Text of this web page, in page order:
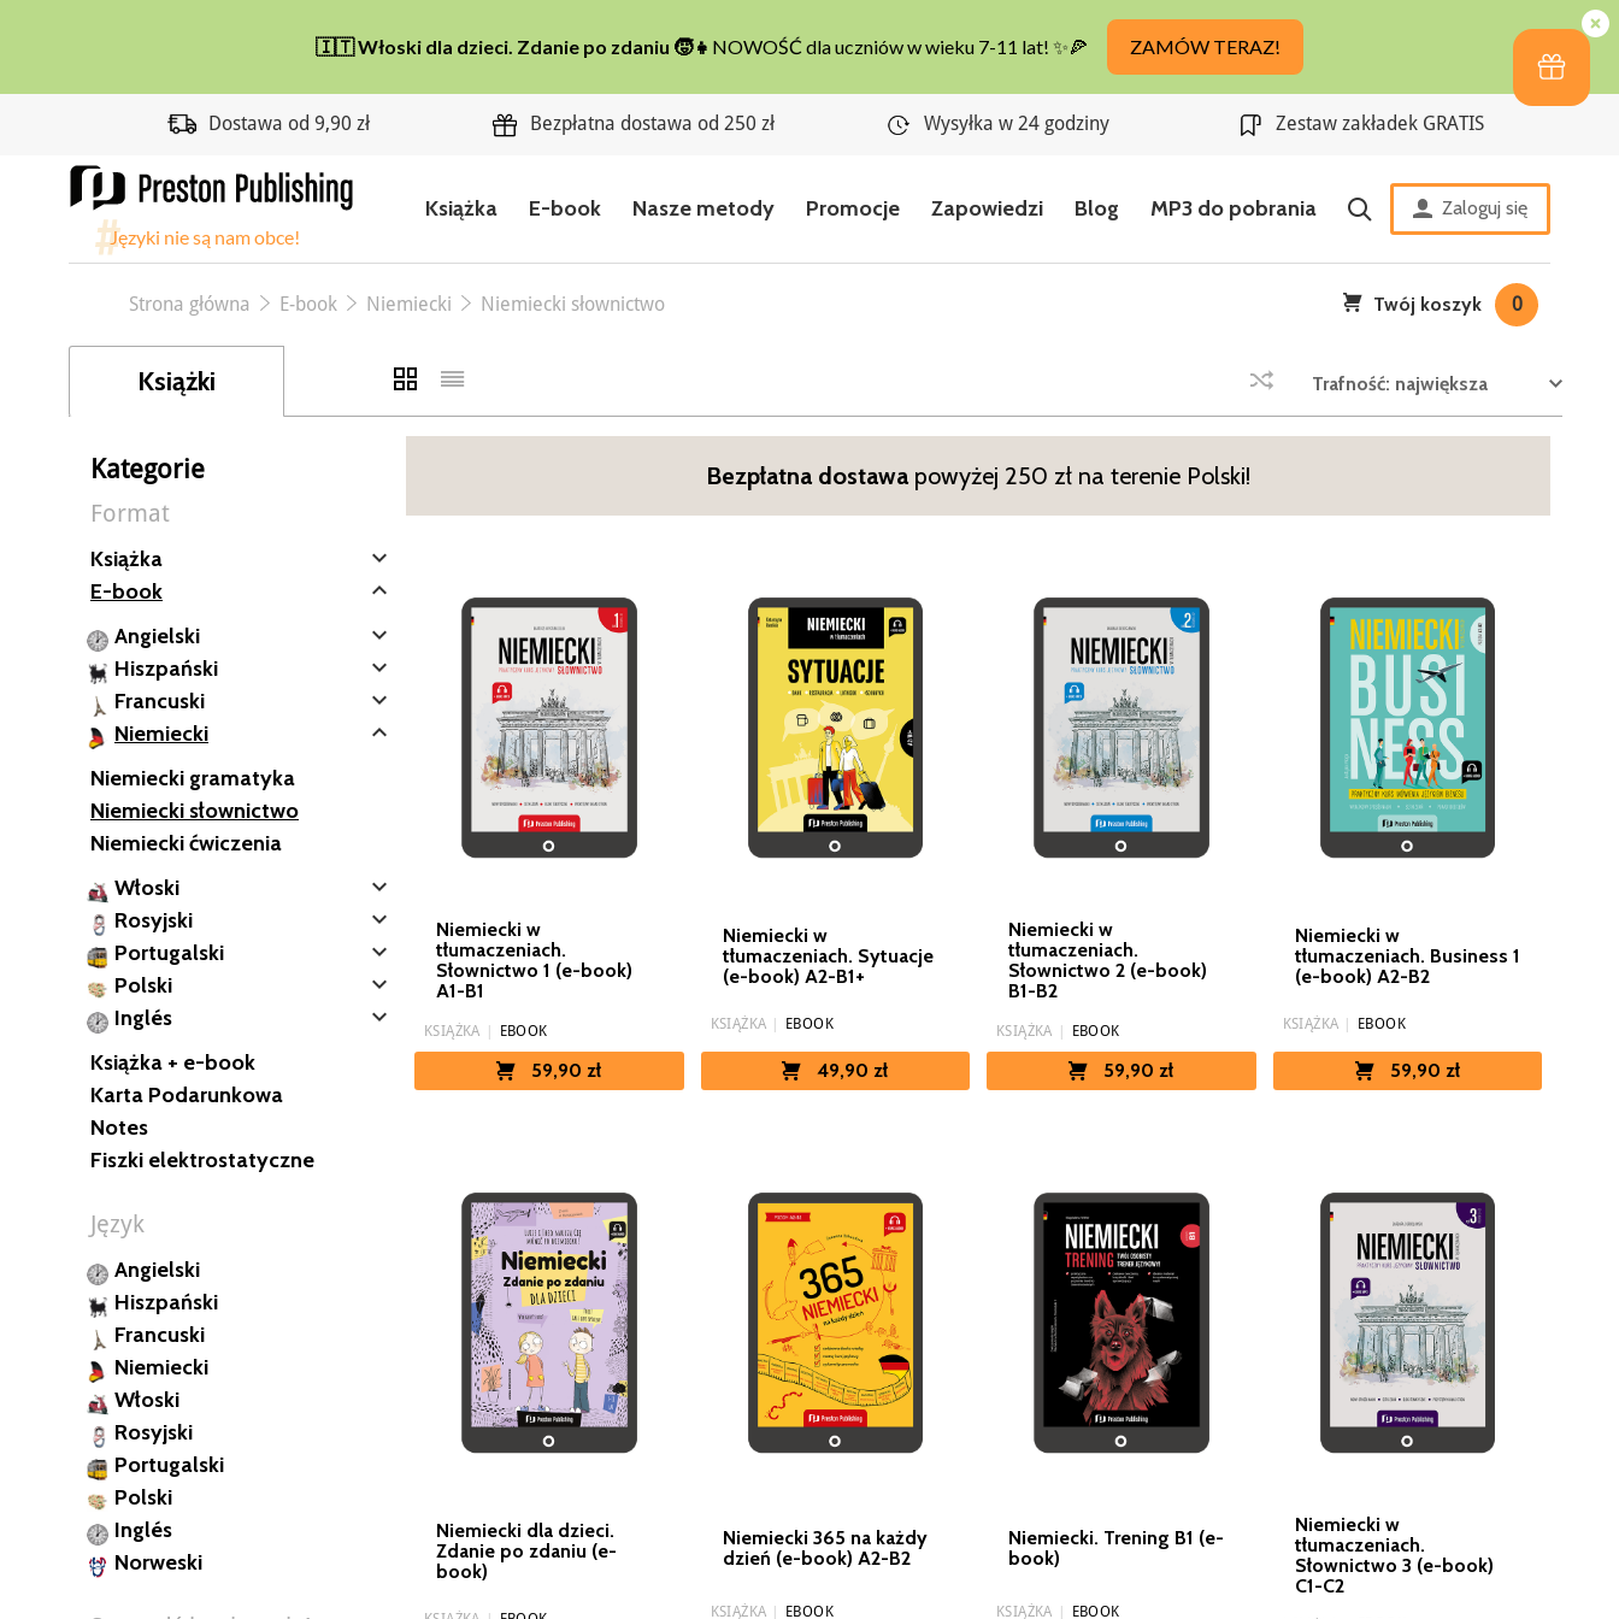
Dostawa od 9,90 zł Bezpłatna dostawa od 250 zł Wysyłka w 24 godziny Zestaw zakładek GRATIS
Książka E-book Nasze metody Promocje Zapowiedzi Blog MP3 do pobrania Zaloguj się
Strona główna E-book Niemiecki Niemiecki słownictwo Twój koszyk 0
Książki
Kategorie
Format
Książka 
E-book 
Angielski 
Hiszpański 
Francuski 
Niemiecki 
Niemiecki gramatyka
Niemiecki słownictwo
Niemiecki ćwiczenia
Włoski

Rosyjski 
Portugalski 
Polski 
Inglés 
Książka + e-book
Karta Podarunkowa
Notes
Fiszki elektrostatyczne
Język
Angielski
Hiszpański
Francuski
Niemiecki
Włoski
Rosyjski
Portugalski
Polski
Inglés
Norweski
Trafność: największa
Bezpłatna dostawapowyżej 250 zł na terenie Polski!
Niemiecki w
tłumaczeniach.
Słownictwo 1 (e-book)
A1-B1
KSIĄŻKA | EBOOK
59,90 zł
Niemiecki w
tłumaczeniach. Sytuacje
(e-book) A2-B1+
KSIĄŻKA EBOOK
49,90 zł
Niemiecki w
tłumaczeniach.
Słownictwo 2 (e-book)
B1-B2
KSIĄŻKA | EBOOK
59,90 zł
Niemiecki w
tłumaczeniach. Business 1
(e-book) A2-B2
KSIĄŻKA EBOOK
59,90 zł
Niemiecki dla dzieci.
Zdanie po zdaniu (e-
book)
Niemiecki 365 na każdy
dzień (e-book) A2-B2
KSIĄŻKA EBOOK
Niemiecki. Trening B1 (e-
book)
KSIĄŻKA EBOOK
Niemiecki w
tłumaczeniach.
Słownictwo 3 (e-book)
C1-C2